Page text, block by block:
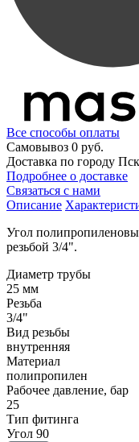
Все способы оплаты
Самовывоз 0 руб.
Доставка по городу
Подробнее о доставке
Связаться с нами
Описание
Угол
резьбой 3/4".
Диаметр трубы
25 мм
Резьба
3/4"
Вид резьбы
внутренняя
Материал
полипропилен
Рабочее давление, бар
25
Тип фитинга
Угол 90